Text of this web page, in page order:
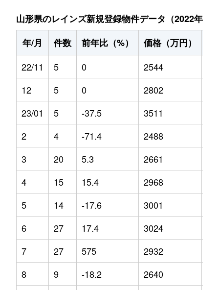
山形県のレインズ新規登録物件データ（2022年11
年/月
件数 前年比（%） 価格（万円）
22/11
5 0 2544
12
5 0 2802
23/01
5 -37.5 3511
2
4 -71.4 2488
3
20 5.3 2661
4
15 15.4 2968
5
14 -17.6 3001
6
27 17.4 3024
7
27 575 2932
8
9 -18.2 2640